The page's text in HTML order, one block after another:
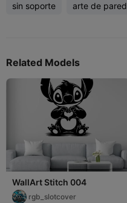
sin soporte arte de pared
Related Models
WallArt Stitch 004
rgb_slotcover